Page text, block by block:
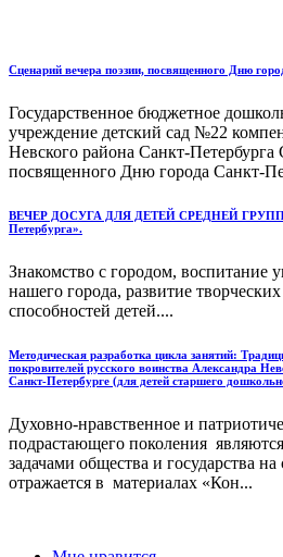
Сценарий вечера поэзии, посвященного Дню
Государственное бюджетное
учреждение детский сад №22
Невского района Санкт-Петербурга
посвященного Дню города Санкт-
ВЕЧЕР ДОСУГА ДЛЯ ДЕТЕЙ СРЕДНЕЙ ГРУППЫ.
Петербурга».
Знакомство с городом, воспитание
нашего города, развитие
способностей детей....
Методическая разработка цикла занятий:
покровителей русского воинства Александра
Санкт-Петербурге (для детей старшего
Духовно-нравственное и
подрастающего поколения
задачами общества и государства
отражается в материалах «Кон...